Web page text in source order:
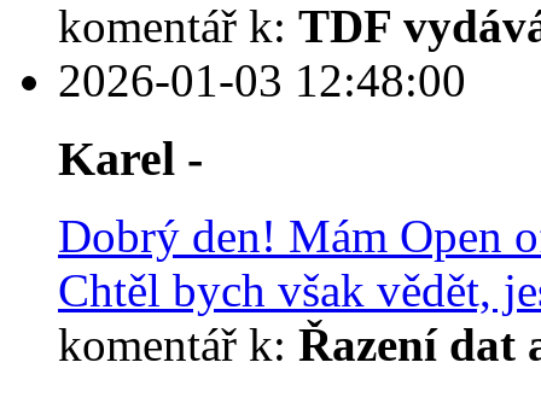
komentář k: TDF
2026-01-03 12:48:00
Karel -
Dobrý den! Mám Open
Chtěl bych však vědět,
komentář k: Řazení dat